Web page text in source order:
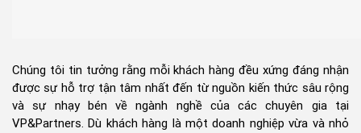
Chúng tôi tin tưởng rằng mỗi khách hàng đều xứng đáng nhận
được sự hỗ trợ tận tâm nhất đến từ nguồn kiến thức sâu rộng
và sự nhạy bén về ngành nghề của các chuyên gia tại
VP&Partners. Dù khách hàng là một doanh nghiệp vừa và nhỏ